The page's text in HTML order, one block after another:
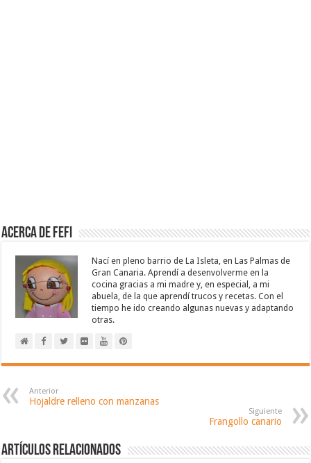
Acerca de Fefi
Nací en pleno barrio de La Isleta, en Las Palmas de
Gran Canaria. Aprendí a desenvolverme en la
cocina gracias a mi madre y, en especial, a mi
abuela, de la que aprendí trucos y recetas. Con el
tiempo he ido creando algunas nuevas y adaptando
otras.
Anterior
Hojaldre relleno con manzanas
Siguiente
Frangollo canario
Artículos relacionados